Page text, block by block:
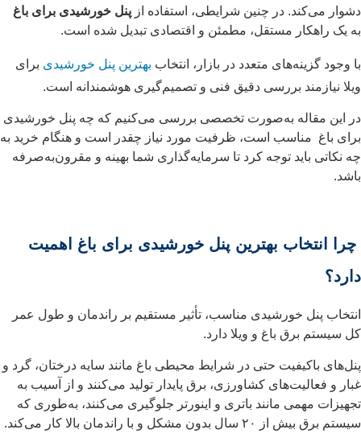
دشوار می‌کند. در چنین شرایطی، استفاده از پنل خورشیدی برای باغ
به یک راهکار مستقل، مطمئن و اقتصادی تبدیل شده است.
با وجود گزینه‌های متعدد در بازار، انتخاب بهترین پنل خورشیدی برای
ویلا نیازمند بررسی دقیق فنی و تصمیم‌گیری هوشمندانه است.
در این مقاله به‌صورت تخصصی بررسی می‌کنیم که چه پنل خورشیدی
برای باغ مناسب است، ظرفیت مورد نیاز چقدر است و هنگام خرید به
چه نکاتی باید توجه کرد تا سرمایه‌گذاری شما بهینه و مقرون‌به‌صرفه
باشد.
چرا انتخاب بهترین پنل خورشیدی برای باغ اهمیت
دارد؟
انتخاب پنل خورشیدی مناسب، تأثیر مستقیم بر راندمان و طول عمر
کل سیستم برق باغ و ویلا دارد.
پنل‌های باکیفیت حتی در شرایط محیطی باغ مانند سایه درختان، گرد و
غبار و فعالیت‌های کشاورزی، برق پایدار تولید می‌کنند و از آسیب به
تجهیزات مهمی مانند باتری و اینورتر جلوگیری می‌کنند، به‌طوری که
سیستم برق بیش از ۲۰ سال بدون مشکل و با راندمان بالا کار می‌کند.